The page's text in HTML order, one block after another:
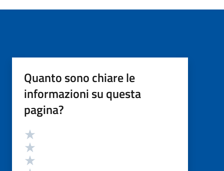
Quanto sono chiare le
informazioni su questa
pagina?
Valutazione